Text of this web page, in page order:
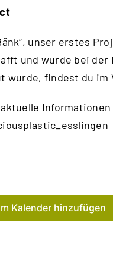
unser erstes
und wurde bei der
wurde, findest du im
Kalender hinzufügen